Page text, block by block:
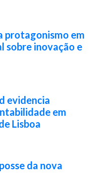
protagonismo em
sobre inovação e
evidencia
em
Lisboa
da nova